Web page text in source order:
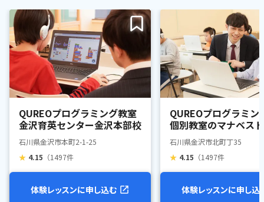
QUREOプログラミング教室
金沢育英センター金沢本部校
石川県金沢市本町2-1-25
★ 4.15 （1497件
体験レッスンに申し込む
QUREOプログラミン
個別教室のマナベス
石川県金沢市北町丁35
★ 4.15 （1497件
体験レッスンに申し込